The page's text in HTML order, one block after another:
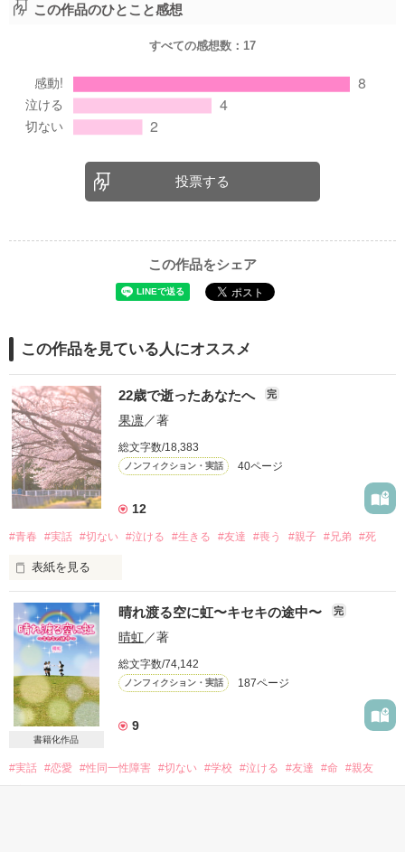
この作品のひとこと感想
すべての感想数： 17
投票する
この作品をシェア
この作品を見ている人にオススメ
22歳で逝ったあなたへ 完
果凛／著
総文字数/18,383
ノンフィクション・実話 40ページ
12
#青春 #実話 #切ない #泣ける #生きる #友達 #喪う #親子 #兄弟 #死
表紙を見る
ねぇ笠井。あんたいなくなって、もう３年もたっちゃったね…
私も、みんなも、この３年あんたの事で泣く暇がないくらい忙
しい３年間だったよ。
でも、それも全部あんたの仕業でしょ。
ホントに世話好きなんだから…
天国いってまで、みんなの世話してさ…
でもさ、あたし最近恐いよ。あんたの声…忘れちゃいそうで…
そろそろ夢に出ておいでよ
作品を読む
書籍化作品
晴れ渡る空に虹〜キセキの途中〜 完
晴虹／著
総文字数/74,142
ノンフィクション・実話 187ページ
9
#実話 #恋愛 #性同一性障害 #切ない #学校 #泣ける #友達 #命
#親友